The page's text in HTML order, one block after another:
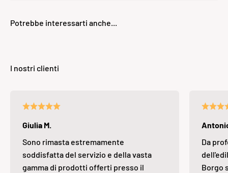
Giulia M.
Sono rimasta estremamente
soddisfatta del servizio e della vasta
gamma di prodotti offerti presso il
Da
Borgo